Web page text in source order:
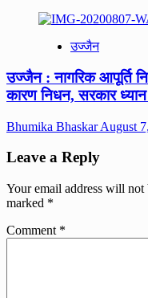
उज्जैन
उज्जैन : नागरिक आपूर्ति
कारण निधन, सरकार
Bhumika BhaskarAugust
Leave a Reply
Your email address will not
marked *
Comment *